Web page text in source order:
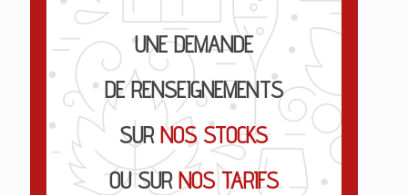
UNE DEMANDE
DE RENSEIGNEMENTS
SURNOS STOCKS
OU SUR NOS TARIFS